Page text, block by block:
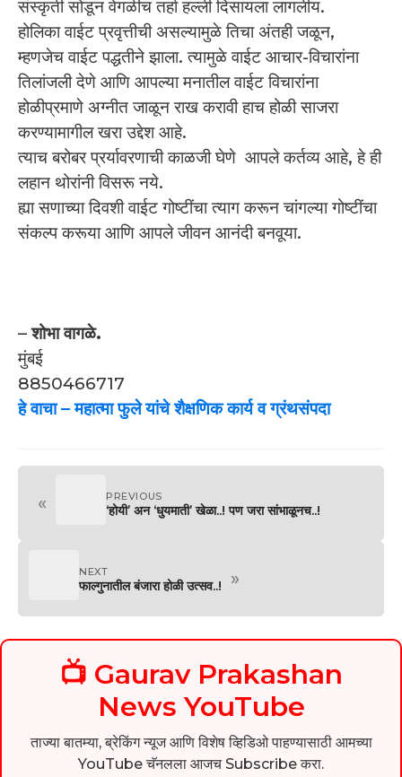
संस्कृती सोडून वेगळीच तर्हा हल्ली दिसायला लागलीय.
होलिका वाईट प्रवृत्तीची असल्यामुळे तिचा अंतही जळून,
म्हणजेच वाईट पद्धतीने झाला. त्यामुळे वाईट आचार-विचारांना
तिलांजली देणे आणि आपल्या मनातील वाईट विचारांना
होळीप्रमाणे अग्नीत जाळून राख करावी हाच होळी साजरा
करण्यामागील खरा उद्देश आहे.
त्याच बरोबर प्रर्यावरणाची काळजी घेणे आपले कर्तव्य आहे, हे ही
लहान थोरांनी विसरू नये.
ह्या सणाच्या दिवशी वाईट गोष्टींचा त्याग करून चांगल्या गोष्टींचा
संकल्प करूया आणि आपले जीवन आनंदी बनवूया.
–शोभा वागळे.
मुंबई
8850466717
हे वाचा – महात्मा फुले यांचे शैक्षणिक कार्य व ग्रंथसंपदा
« PREVIOUS
‘होयी’ अन ‘धुयमाती’ खेळा..! पण जरा सांभाळूनच..!
NEXT
फाल्गुनातील बंजारा होळी उत्सव..! »
📺 Gaurav Prakashan
News YouTube
ताज्या बातम्या, ब्रेकिंग न्यूज आणि विशेष व्हिडिओ पाहण्यासाठी आमच्या
YouTube चॅनलला आजच Subscribe करा.